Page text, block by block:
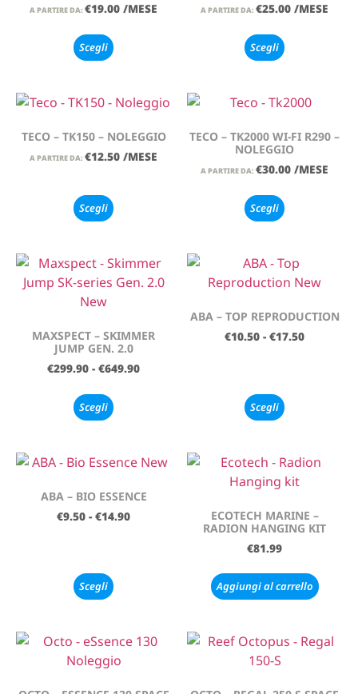
A PARTIRE DA: €19.00 /MESE
Scegli
A PARTIRE DA: €25.00 /MESE
Scegli
TECO – TK150 – NOLEGGIO
A PARTIRE DA: €12.50 /MESE
Scegli
TECO – TK2000 WI-FI R290 –
NOLEGGIO
A PARTIRE DA: €30.00 /MESE
Scegli
MAXSPECT – SKIMMER
JUMP GEN. 2.0
€299.90 - €649.90
Scegli
ABA – TOP REPRODUCTION
€10.50 - €17.50
Scegli
ABA – BIO ESSENCE
€9.50 - €14.90
Scegli
ECOTECH MARINE –
RADION HANGING KIT
€81.99
Aggiungi al carrello